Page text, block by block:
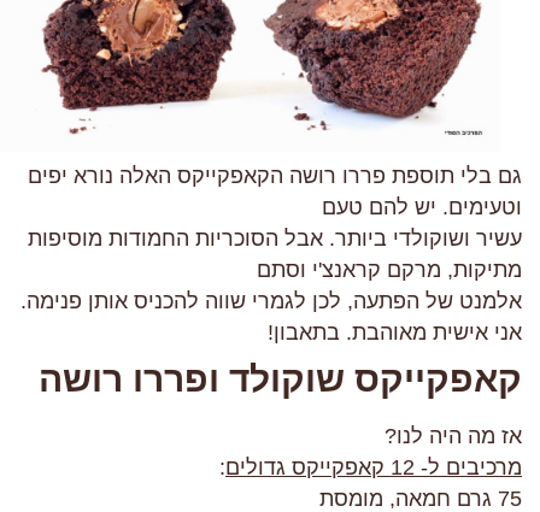
גם בלי תוספת פררו רושה הקאפקייקס האלה נורא יפים
וטעימים. יש להם טעם
עשיר ושוקולדי ביותר. אבל הסוכריות החמודות מוסיפות
מתיקות, מרקם קראנצ'י וסתם
אלמנט של הפתעה, לכן לגמרי שווה להכניס אותן פנימה.
אני אישית מאוהבת. בתאבון!
קאפקייקס שוקולד ופררו רושה
אז מה היה לנו?
מרכיבים ל- 12 קאפקייקס גדולים
:
75 גרם חמאה, מומסת